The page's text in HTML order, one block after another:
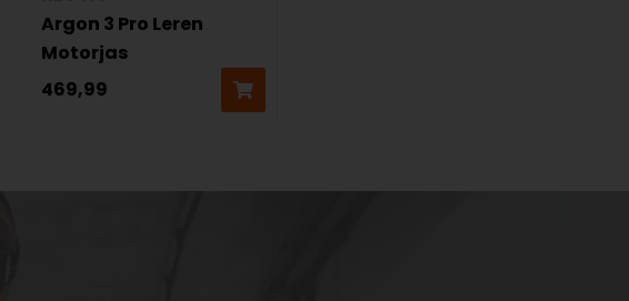
Argon 3 Pro Leren
Motorjas
469,99